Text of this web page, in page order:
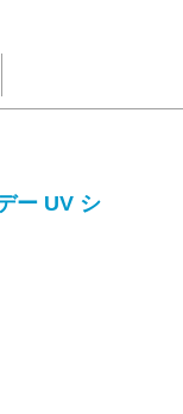
ー UV シ